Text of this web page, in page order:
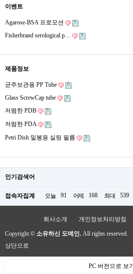
이벤트
Agarose-BSA 프로모션
Fisherbrand serological p…
제품정보
균주보관용 PP Tube
Glass ScrewCap tube
저렴한 PDB
저럼한 PDA
Petri Dish 밀봉용 실링 필름
인기검색어
접속자집계 오늘 91 어제 168 최대 539
회사소개 개인정보처리방침
Copyright © 소유하신 도메인. All rights reserved.
상단으로
PC 버전으로 보기